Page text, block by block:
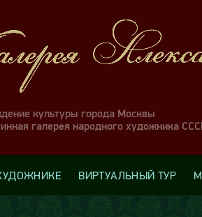
культуры города Москвы
галерея народного художника
ВИРТУАЛЬНЫЙ ТУР